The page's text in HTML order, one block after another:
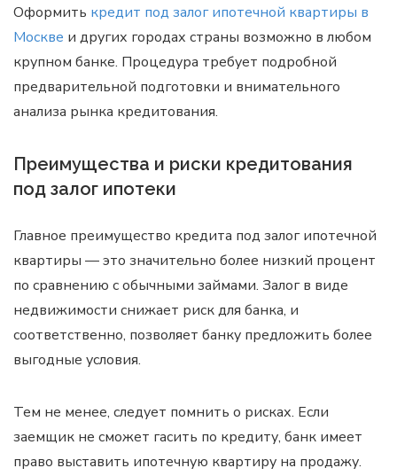
Оформить кредит под залог ипотечной квартиры в
Москве и других городах страны возможно в любом
крупном банке. Процедура требует подробной
предварительной подготовки и внимательного
анализа рынка кредитования.
Преимущества и риски кредитования
под залог ипотеки
Главное преимущество кредита под залог ипотечной
квартиры — это значительно более низкий процент
по сравнению с обычными займами. Залог в виде
недвижимости снижает риск для банка, и
соответственно, позволяет банку предложить более
выгодные условия.
Тем не менее, следует помнить о рисках. Если
заемщик не сможет гасить по кредиту, банк имеет
право выставить ипотечную квартиру на продажу.